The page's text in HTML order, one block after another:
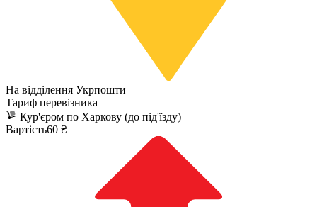
На відділення Укрпошти
Тариф перевізника
Кур'єром по Харкову (до під'їзду)
Вартість60 ₴